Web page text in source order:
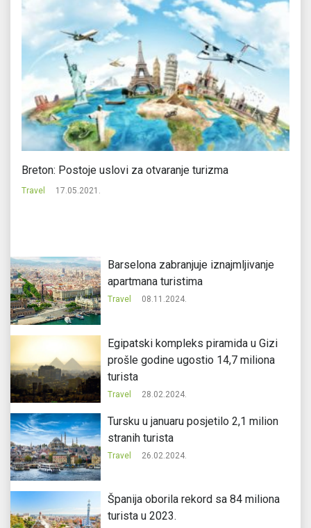
Breton: Postoje uslovi za otvaranje turizma
Travel 17.05.2021.
Barselona zabranjuje iznajmljivanje
apartmana turistima
Travel 08.11.2024.
Egipatski kompleks piramida u Gizi
prošle godine ugostio 14,7 miliona
turista
Travel 28.02.2024.
Tursku u januaru posjetilo 2,1 milion
stranih turista
Travel 26.02.2024.
Španija oborila rekord sa 84 miliona
turista u 2023.